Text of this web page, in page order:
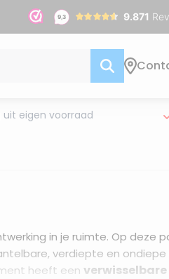
uit eigen voorraad
in je ruimte. Op deze
verdiepte en
heeft een